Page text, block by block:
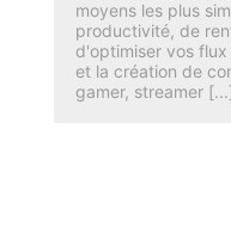
moyens les plus
productivité, de
d'optimiser vos
et la création de
gamer, streamer